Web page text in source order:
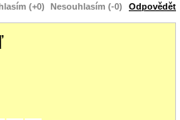
(+0) Nesouhlasím (-0) Odpovědět